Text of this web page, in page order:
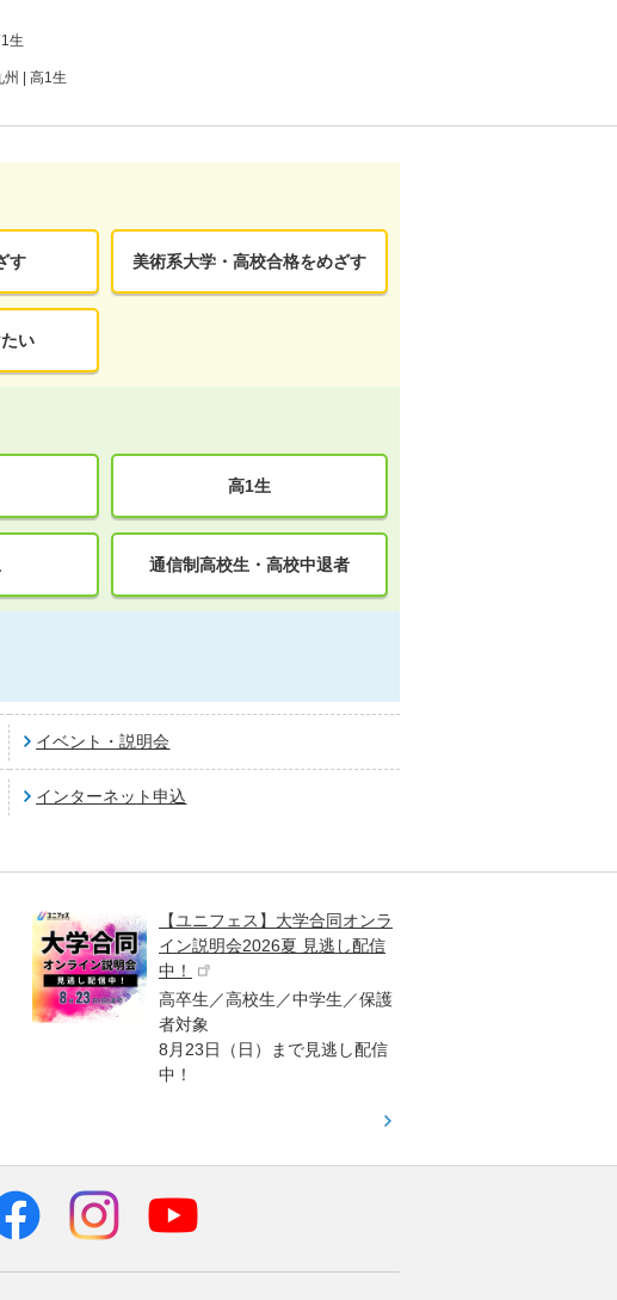
生
州 | 高1生
す 美術系大学・高校合格をめざす
い
高1生
通信制高校生・高校中退者
イベント・説明会
インターネット申込
【ユニフェス】大学合同オンラ
イン説明会2026夏 見逃し配信
中！
高卒生／高校生／中学生／保護
者対象
8月23日（日）まで見逃し配信
中！